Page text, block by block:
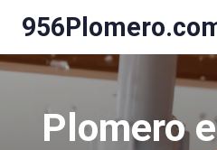
Plomero